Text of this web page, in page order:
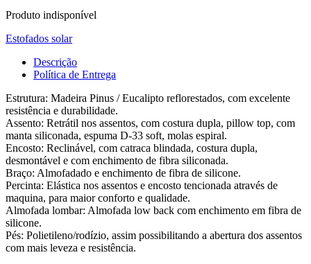
Produto indisponível
Estofados solar
Descrição
Política de Entrega
Estrutura: Madeira Pinus / Eucalipto reflorestados, com excelente
resistência e durabilidade.
Assento: Retrátil nos assentos, com costura dupla, pillow top, com
manta siliconada, espuma D-33 soft, molas espiral.
Encosto: Reclinável, com catraca blindada, costura dupla,
desmontável e com enchimento de fibra siliconada.
Braço: Almofadado e enchimento de fibra de silicone.
Percinta: Elástica nos assentos e encosto tencionada através de
maquina, para maior conforto e qualidade.
Almofada lombar: Almofada low back com enchimento em fibra de
silicone.
Pés: Polietileno/rodízio, assim possibilitando a abertura dos assentos
com mais leveza e resistência.